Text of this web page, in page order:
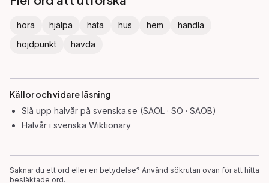
höra hjälpa hata hus hem
handla
höjdpunkt
hävda
Källor och vidare läsning
Slå upp halvår på svenska.se (SAOL · SO · SAOB)
Halvår i svenska Wiktionary
Saknar du ett ord eller en betydelse? Använd sökrutan ovan för att hitta
besläktade ord.